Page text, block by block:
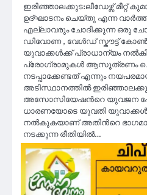
ഇരിഞ്ഞാലക്കുട:ലീഡേഴ്സ് മീറ്റ്
ഉദ്ഘാടനം ചെയ്തു എന്ന
എല്ലാവരും ചോദിക്കുന്ന ഒരു
ഡിവോണ , വേൾഡ് സ്കൗട്ട്
യുവാക്കൾക്ക് പ്രാധാന്യം
പ്രോഗ്രാമുകൾ ആസൂത്രണം
നടപ്പാക്കേണ്ടത് എന്നും
അടിസ്ഥാനത്തിൽ
അസോസിയേഷൻറെ യുവജന
ധാരണയോടെ യുവതി
നൽകുകയാണ് അതിൻറെ
നടക്കുന്ന രീതിയിൽ…